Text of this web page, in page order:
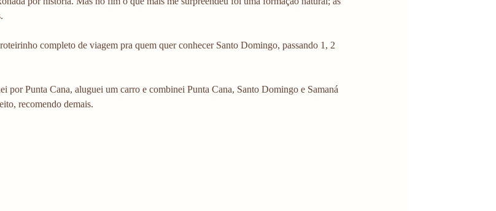
completo de viagem pra quem quer conhecer Santo Domingo, passando 1, 2
por Punta Cana, aluguei um carro e combinei Punta Cana, Santo Domingo e Samaná
recomendo demais.